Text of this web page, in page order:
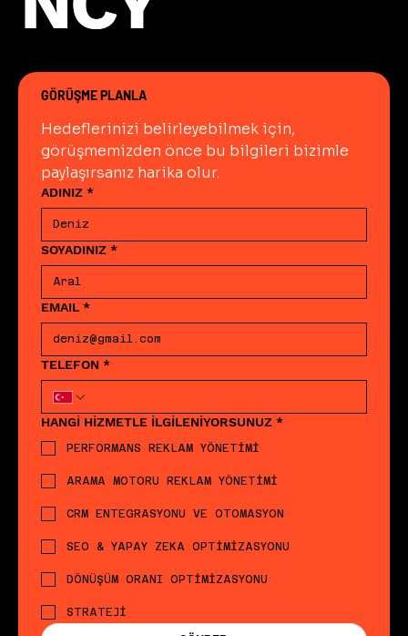
nesnel verilerle doğrulamaya
olanak tanır.
GÖRÜŞME PLANLA
Hedeflerinizi belirleyebilmek için,
görüşmemizden önce bu bilgileri bizimle
paylaşırsanız harika olur.
ADINIZ *
SOYADINIZ *
EMAIL *
TELEFON *
HANGİ HİZMETLE İLGİLENİYORSUNUZ *
PERFORMANS REKLAM YÖNETİMİ
ARAMA MOTORU REKLAM YÖNETİMİ
CRM ENTEGRASYONU VE OTOMASYON
SEO & YAPAY ZEKA OPTİMİZASYONU
DÖNÜŞÜM ORANI OPTİMİZASYONU
STRATEJİ